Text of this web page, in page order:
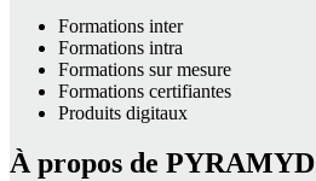
Formations inter
Formations intra
Formations sur mesure
Formations certifiantes
Produits digitaux
À propos de PYRAMYD